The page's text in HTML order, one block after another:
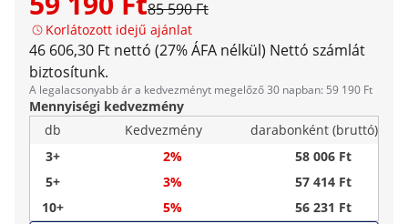
85 590 Ft
Korlátozott idejű ajánlat
46 606,30 Ft nettó (27% ÁFA nélkül) Nettó számlát
biztosítunk.
A legalacsonyabb ár a kedvezményt megelőző 30 napban: 59 190 Ft
Mennyiségi kedvezmény
db
Kedvezmény
darabonként (bruttó)
3+
2%
58 006 Ft
5+
3%
57 414 Ft
10+
5%
56 231 Ft